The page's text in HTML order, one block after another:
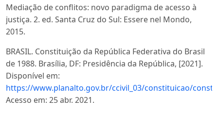
Mediação de conflitos: novo paradigma de acesso à
justiça. 2. ed. Santa Cruz do Sul: Essere nel Mondo,
2015.
BRASIL. Constituição da República Federativa do Brasil
de 1988. Brasília, DF: Presidência da República, [2021].
Disponível em:
https://www.planalto.gov.br/ccivil_03/constituicao/
Acesso em: 25 abr. 2021.